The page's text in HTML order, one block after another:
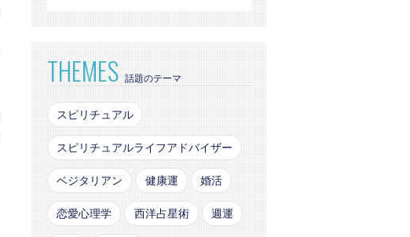
THEMES 話題のテーマ
スピリチュアル
スピリチュアルライフアドバイザー
ベジタリアン 健康運 婚活
恋愛心理学 西洋占星術 週運